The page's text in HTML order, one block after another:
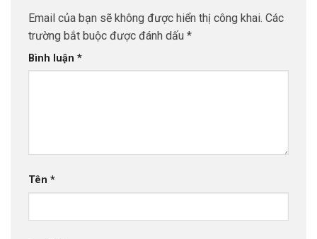
Email của bạn sẽ không được hiển thị công khai. Các
trường bắt buộc được đánh dấu *
Bình luận *
Tên *